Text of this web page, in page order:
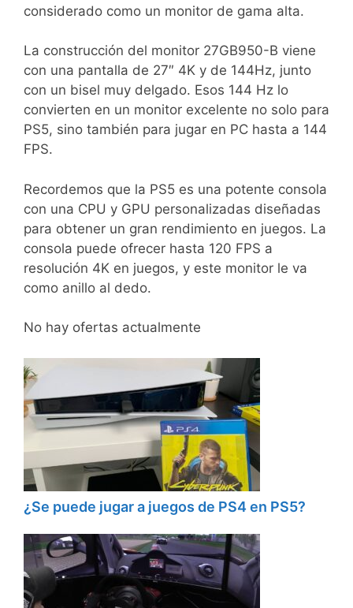
considerado como un monitor de gama alta.
La construcción del monitor 27GB950-B viene
con una pantalla de 27″ 4K y de 144Hz, junto
con un bisel muy delgado. Esos 144 Hz lo
convierten en un monitor excelente no solo para
PS5, sino también para jugar en PC hasta a 144
FPS.
Recordemos que la PS5 es una potente consola
con una CPU y GPU personalizadas diseñadas
para obtener un gran rendimiento en juegos. La
consola puede ofrecer hasta 120 FPS a
resolución 4K en juegos, y este monitor le va
como anillo al dedo.
No hay ofertas actualmente
¿Se puede jugar a juegos de PS4 en PS5?